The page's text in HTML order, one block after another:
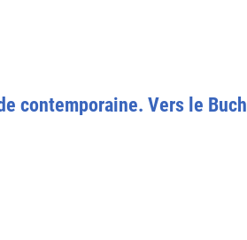
contemporaine. Vers le Buch